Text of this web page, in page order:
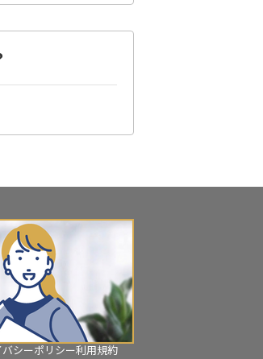
バシーポリシー利用規約